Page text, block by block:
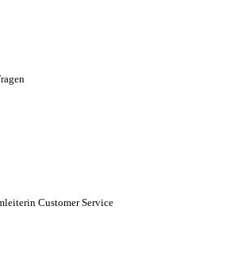
Customer Service